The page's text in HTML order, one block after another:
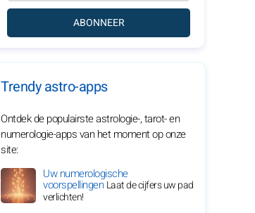
ABONNEER
Trendy astro-apps
Ontdek de populairste astrologie-, tarot- en
numerologie-apps van het moment op onze
site:
Uw numerologische
voorspellingenLaat de cijfers uw pad
verlichten!